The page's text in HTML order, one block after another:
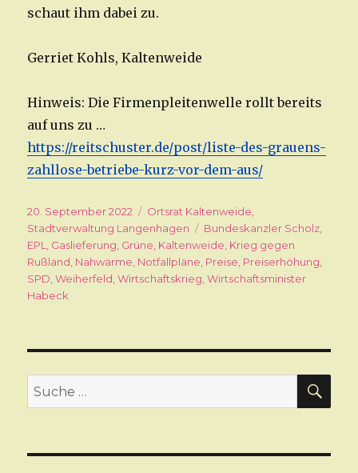
schaut ihm dabei zu.
Gerriet Kohls, Kaltenweide
Hinweis: Die Firmenpleitenwelle rollt bereits
auf uns zu …
https://reitschuster.de/post/liste-des-grauens-
zahllose-betriebe-kurz-vor-dem-aus/
Veröffentlicht
am
20. September 2022 Kategorien
Ortsrat Kaltenweide,
Stadtverwaltung Langenhagen
Schlagwörter
Bundeskanzler Scholz,
EPL, Gaslieferung, Grüne, Kaltenweide, Krieg gegen
Rußland, Nahwärme, Notfallpläne, Preise, Preiserhöhung,
SPD,Weiherfeld,Wirtschaftskrieg,Wirtschaftsminister
Habeck
Suche
nach: